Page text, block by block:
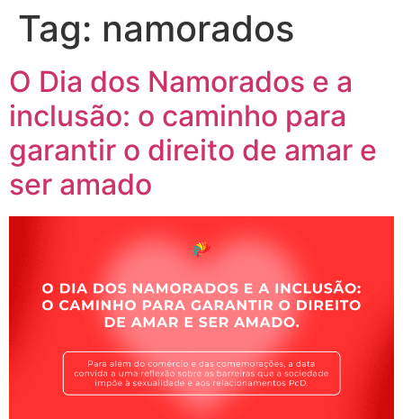
Tag: namorados
O Dia dos Namorados e a
inclusão: o caminho para
garantir o direito de amar e
ser amado